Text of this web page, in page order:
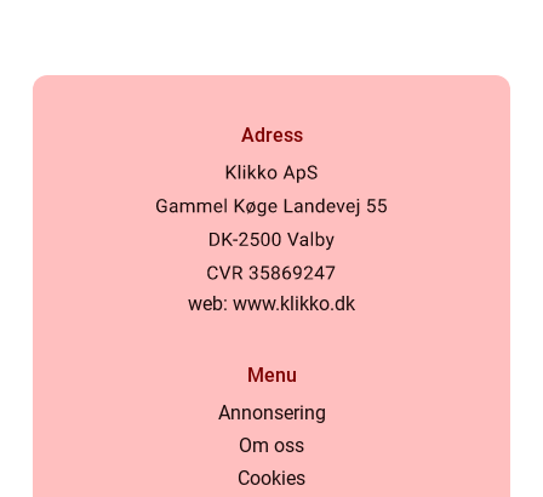
Adress
web: www.klikko.dk
Menu
Annonsering
Om oss
Cookies